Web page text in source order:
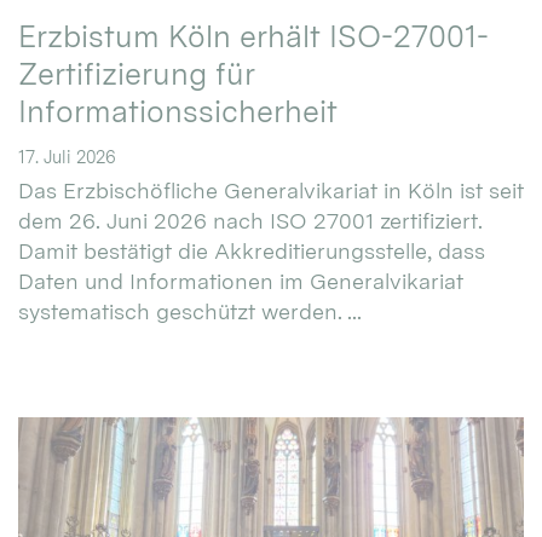
Erzbistum Köln erhält ISO-27001-
Zertifizierung für
Informationssicherheit
17. Juli 2026
Das Erzbischöfliche Generalvikariat in Köln ist seit
dem 26. Juni 2026 nach ISO 27001 zertifiziert.
Damit bestätigt die Akkreditierungsstelle, dass
Daten und Informationen im Generalvikariat
systematisch geschützt werden. ...